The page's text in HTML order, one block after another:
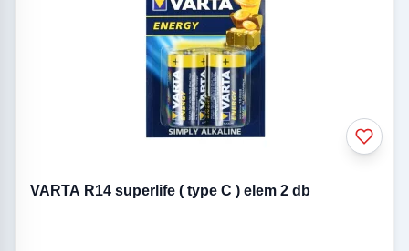
VARTA R14 superlife ( type C ) elem 2 db